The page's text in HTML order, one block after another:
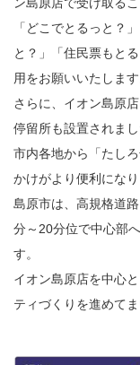
「どこでとるっと？
と？」「住民票もと
用をお願いいたします
さらに、イオン島原
停留所も設置されまし
市内各地から「たし
かけがより便利になり
島原市は、高規格道
分～20分位で中心部
す。
イオン島原店を中心
ティづくりを進めてま